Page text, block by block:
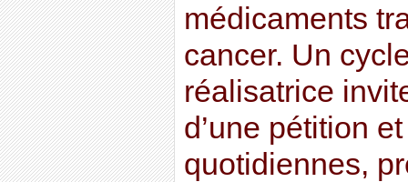
médicaments
cancer. Un
réalisatrice
d’une pétition
quotidiennes,